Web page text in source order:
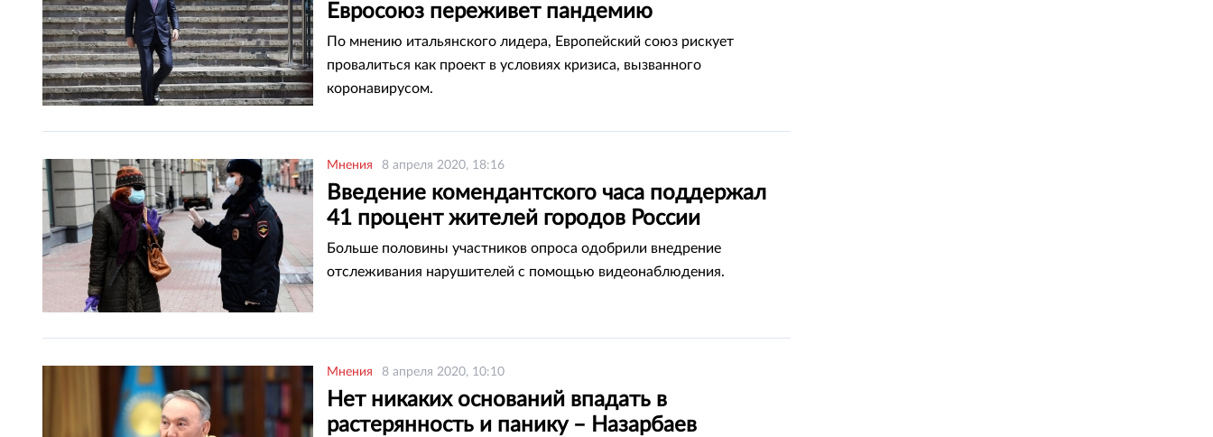
Евросоюз переживет пандемию
По мнению итальянского лидера, Европейский союз рискует
провалиться как проект в условиях кризиса, вызванного
коронавирусом.
Мнения 8 апреля 2020, 18:16
Введение комендантского часа поддержал
41 процент жителей городов России
Больше половины участников опроса одобрили внедрение
отслеживания нарушителей с помощью видеонаблюдения.
Мнения 8 апреля 2020, 10:10
Нет никаких оснований впадать в
растерянность и панику – Назарбаев